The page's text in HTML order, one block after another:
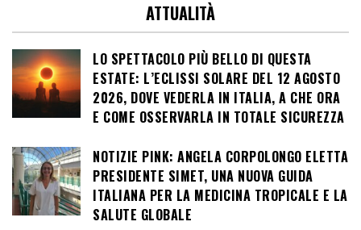
ATTUALITÀ
LO SPETTACOLO PIÙ BELLO DI QUESTA
ESTATE: L’ECLISSI SOLARE DEL 12 AGOSTO
2026, DOVE VEDERLA IN ITALIA, A CHE ORA
E COME OSSERVARLA IN TOTALE SICUREZZA
NOTIZIE PINK: ANGELA CORPOLONGO ELETTA
PRESIDENTE SIMET, UNA NUOVA GUIDA
ITALIANA PER LA MEDICINA TROPICALE E LA
SALUTE GLOBALE